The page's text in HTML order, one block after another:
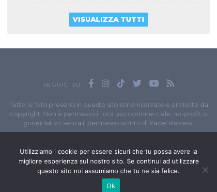
VISUALIZZA TUTTI
SEGUICI SU
Tutte le foto presenti in questo sito sono riservate e protette da
copyright. Non è permesso il loro uso commerciale, no-profit o
governativo senza il permesso scritto di Padel Review.
// P.I. 11965351007
© Copyright 2020-2026 // Web DeveloperMatteo Manna
Utilizziamo i cookie per essere sicuri che tu possa avere la
migliore esperienza sul nostro sito. Se continui ad utilizzare
questo sito noi assumiamo che tu ne sia felice.
Ok